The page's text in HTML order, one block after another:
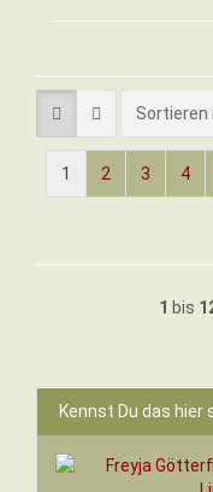
Sortieren
Sortieren
1 2 3 4
1 bis
Kennst Du das hier